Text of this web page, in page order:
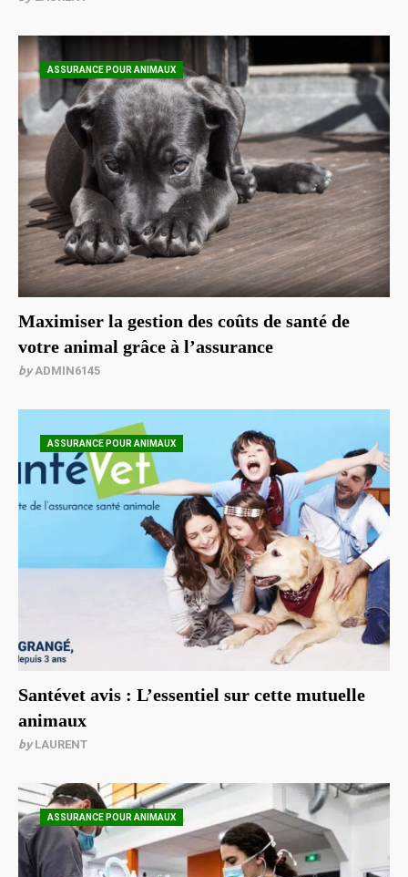
ASSURANCE POUR ANIMAUX
Maximiser la gestion des coûts de santé de
votre animal grâce à l’assurance
byADMIN6145
ASSURANCE POUR ANIMAUX
Santévet avis : L’essentiel sur cette mutuelle
animaux
byLAURENT
ASSURANCE POUR ANIMAUX